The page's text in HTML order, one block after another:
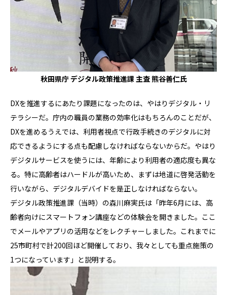
秋田県庁 デジタル政策推進課 主査 熊谷善仁氏
DXを推進するにあたり課題になったのは、やはりデジタル・リ
テラシーだ。庁内の職員の業務の効率化はもちろんのことだが、
DXを進めるうえでは、利用者視点で行政手続きのデジタルに対
応できるようにする点も配慮しなければならないからだ。やはり
デジタルサービスを使うには、年齢により利用者の適応度も異な
る。特に高齢者はハードルが高いため、まずは地道に啓発活動を
行いながら、デジタルデバイドを是正しなければならない。
デジタル政策推進課（当時）の森川麻実氏は「昨年6月には、高
齢者向けにスマートフォン講座などの体験会を開きました。ここ
でメールやアプリの活用などをレクチャーしました。これまでに
25市町村で計200回ほど開催しており、我々としても重点施策の
1つになっています」と説明する。